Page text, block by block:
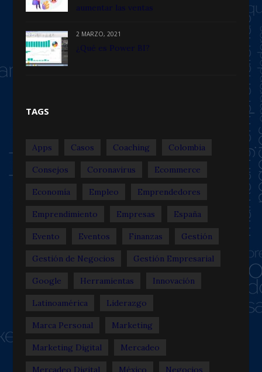
aumentar las ventas
2 MARZO, 2021
¿Qué es Power BI?
TAGS
Apps Casos Coaching Colombia
Consejos Coronavirus Ecommerce
Economía Empleo Emprendedores
Emprendimiento Empresas España
Evento Eventos Finanzas Gestión
Gestión de Negocios Gestión Empresarial
Google Herramientas Innovación
Latinoamérica Liderazgo
Marca Personal Marketing
Marketing Digital Mercadeo